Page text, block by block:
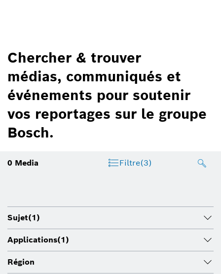
Chercher & trouver
médias, communiqués et
événements pour soutenir
vos reportages sur le groupe
Bosch.
0 Media Filtre(3)
Sujet(1)
Applications(1)
Région